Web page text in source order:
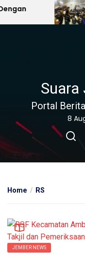
Skip
Portal
8
Home RS
JEMBER NEWS